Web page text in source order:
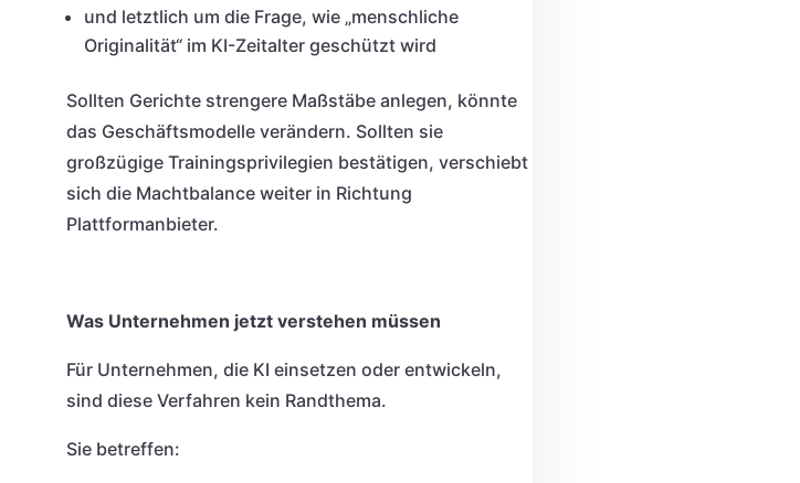
und letztlich um die Frage, wie „menschliche
Originalität“ im KI-Zeitalter geschützt wird
Sollten Gerichte strengere Maßstäbe anlegen, könnte
das Geschäftsmodelle verändern. Sollten sie
großzügige Trainingsprivilegien bestätigen, verschiebt
sich die Machtbalance weiter in Richtung
Plattformanbieter.
Was Unternehmen jetzt verstehen müssen
Für Unternehmen, die KI einsetzen oder entwickeln,
sind diese Verfahren kein Randthema.
Sie betreffen: